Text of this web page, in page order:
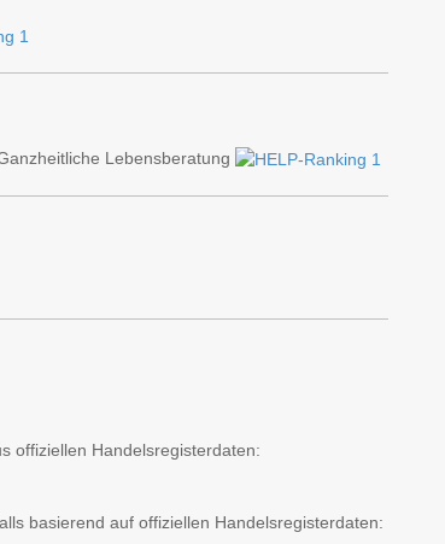
Lebensberatung
offiziellen Handelsregisterdaten:
basierend auf offiziellen Handelsregisterdaten: